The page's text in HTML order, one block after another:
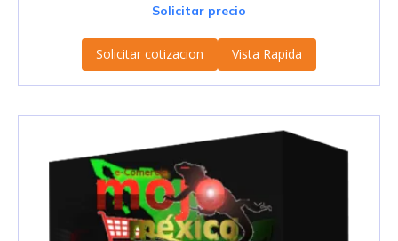
Solicitar precio
Solicitar cotizacion Vista Rapida